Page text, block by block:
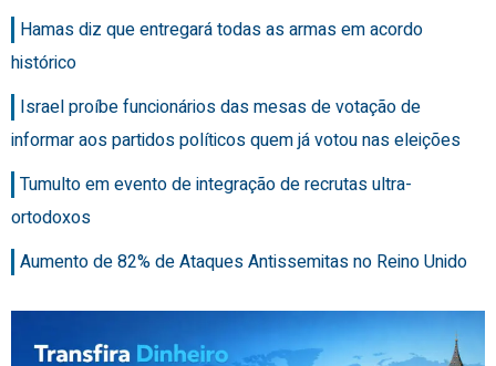
Hamas diz que entregará todas as armas em acordo
histórico
Israel proíbe funcionários das mesas de votação de
informar aos partidos políticos quem já votou nas eleições
Tumulto em evento de integração de recrutas ultra-
ortodoxos
Aumento de 82% de Ataques Antissemitas no Reino Unido